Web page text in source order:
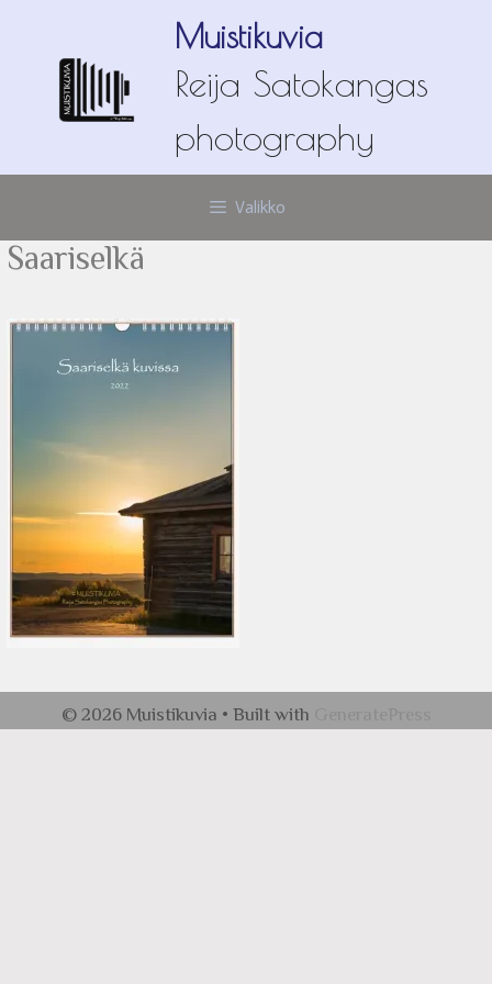
Muistikuvia
Reija Satokangas
photography
Valikko
Saariselkä
© 2026 Muistikuvia • Built with